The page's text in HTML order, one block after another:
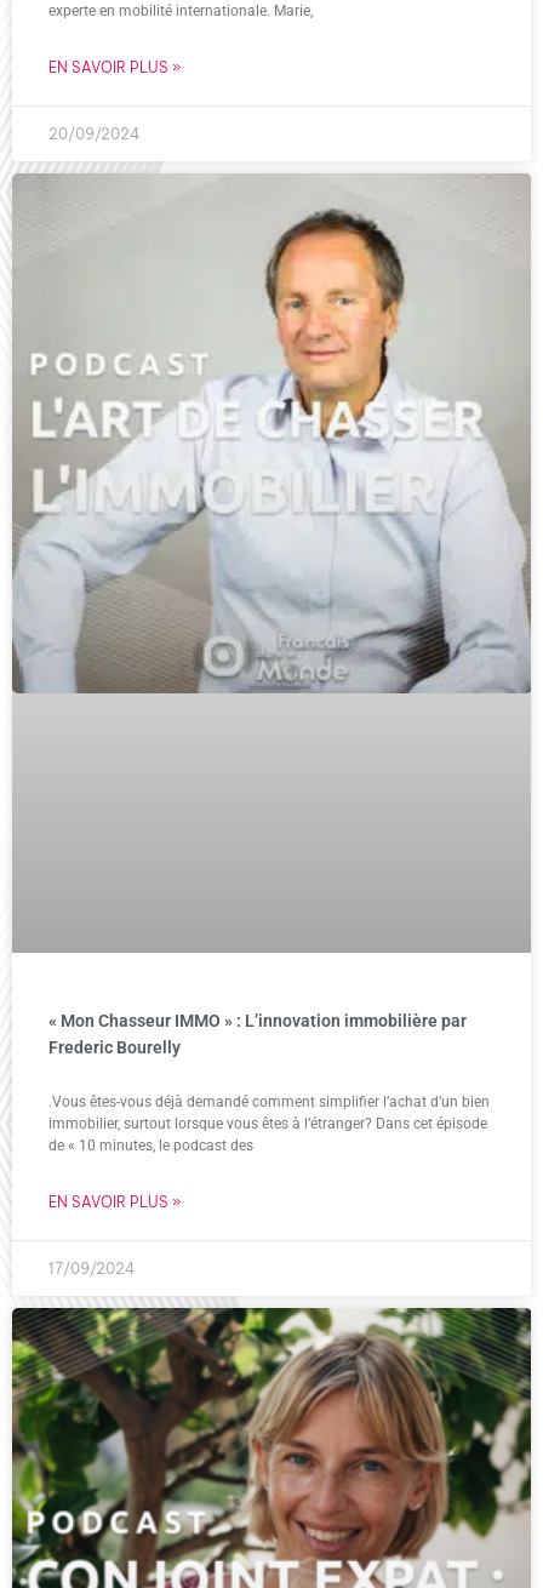
experte en mobilité internationale. Marie,
EN SAVOIR PLUS »
20/09/2024
« Mon Chasseur IMMO » : L’innovation immobilière par
Frederic Bourelly
.Vous êtes-vous déjà demandé comment simplifier l’achat d’un bien
immobilier, surtout lorsque vous êtes à l’étranger? Dans cet épisode
de « 10 minutes, le podcast des
EN SAVOIR PLUS »
17/09/2024